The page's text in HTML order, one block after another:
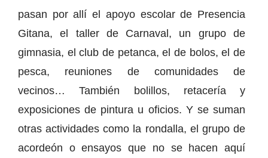
pasan por allí el apoyo escolar de Presencia
Gitana, el taller de Carnaval, un grupo de
gimnasia, el club de petanca, el de bolos, el de
pesca, reuniones de comunidades de
vecinos… También bolillos, retacería y
exposiciones de pintura u oficios. Y se suman
otras actividades como la rondalla, el grupo de
acordeón o ensayos que no se hacen aquí